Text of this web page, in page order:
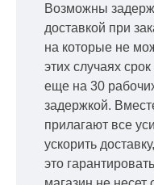
Возможны
доставкой при
на которые не
этих случаях
еще на 30
задержкой.
прилагают все
ускорить
это